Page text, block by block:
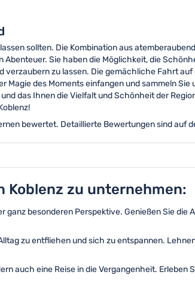
sollten. Die Kombination aus
Sie haben die Möglichkeit, die
zu lassen. Die gemächliche Fahrt
des Moments einfangen und sammeln
das Ihnen die Vielfalt und Schönheit der
bewertet. Detaillierte Bewertungen sind auf
Koblenz zu unternehmen:
ganz besonderen Perspektive. Genießen Sie
zu entfliehen und sich zu entspannen.
auch eine Reise in die Vergangenheit.